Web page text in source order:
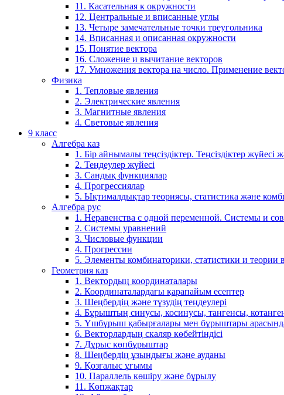
11. Касательная к окружности
12. Центральные и вписанные углы
13. Четыре замечательные точки треугольника
14. Вписанная и описанная окружности
15. Понятие вектора
16. Сложение и вычитание векторов
17. Умножения вектора на число. Применение
Физика
1. Тепловые явления
2. Электрические явления
3. Магнитные явления
4. Световые явления
9 класс
Алгебра каз
1. Бір айнымалы теңсіздіктер. Теңсіздіктер жүйесі
2. Теңдеулер жүйесі
3. Сандық функциялар
4. Прогрессиялар
5. Ықтималдықтар теориясы, статистика және
Алгебра рус
1. Неравенства с одной переменной. Системы и
2. Системы уравнений
3. Числовые функции
4. Прогрессии
5. Элементы комбинаторики, статистики и теории
Геометрия каз
1. Вектордың координаталары
2. Координаталардағы қарапайым есептер
3. Шеңбердің және түзудің теңдеулері
4. Бұрыштың синусы, косинусы, тангенсы,
5. Үшбұрыш қабырғалары мен бұрыштары
6. Векторлардың скаляр көбейтіндісі
7. Дұрыс көпбұрыштар
8. Шеңбердің ұзындығы және ауданы
9. Қозғалыс ұғымы
10. Параллель көшіру және бұрылу
11. Көпжақтар